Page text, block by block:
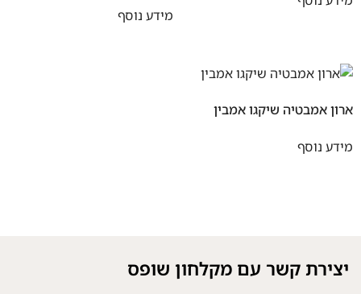
מידע נוסף
ארון אמבטיה שיקגו אמבין
מידע נוסף
יצירת קשר עם מקלחון שופס